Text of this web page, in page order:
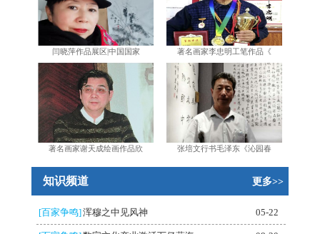
闫晓萍作品展区|中国国家 著名画家李忠明工笔作品《
著名画家谢天成绘画作品欣 张培文行书毛泽东《沁园春
知识频道 更多>>
[百家争鸣]浑穆之中见风神 05-22